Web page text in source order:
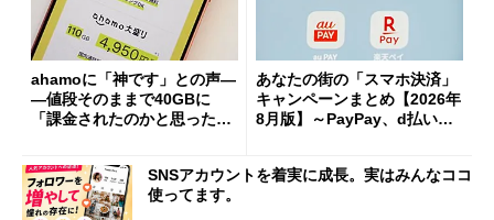
ahamoに「神です」との声―
―値段そのままで40GBに
「課金されたのかと思った」
あなたの街の「スマホ決済」
キャンペーンまとめ【2026年
8月版】～PayPay、d払い、a
SNSアカウントを着実に成長。実はみんなココ
使ってます。